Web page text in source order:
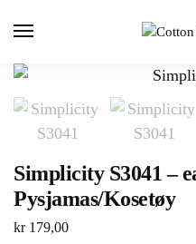
Simplicity S3041 –
Pysjamas/Kosetøy
kr179,00